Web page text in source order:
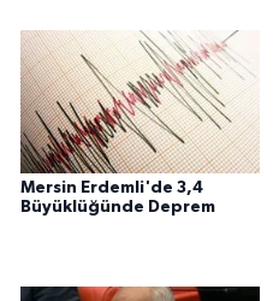
Mersin Erdemli'de 3,4
Büyüklüğünde Deprem